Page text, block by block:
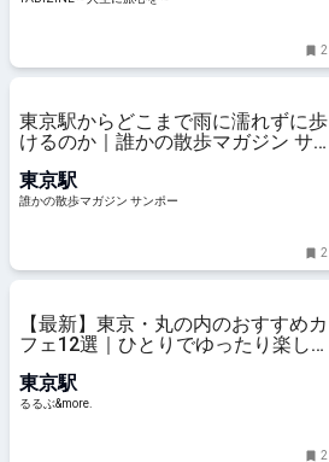
2
東京駅からどこまで雨に濡れずに歩
けるのか｜誰かの散歩マガジン サ
東京駅
誰かの散歩マガジン サンポー
2
【最新】東京・丸の内のおすすめカ
フェ12選｜ひとりでゆったり楽し
のあるカフェ、優雅なホテルラウン
ジまで！｜るるぶ&more.
東京駅
るるぶ&more.
2